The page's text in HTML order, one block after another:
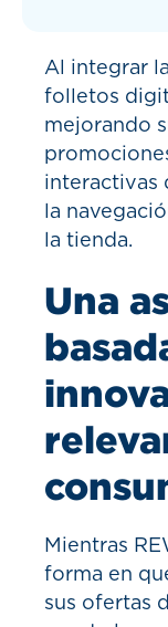
Al integrar
folletos
mejorando
interactivas
la
la tienda.
Una
Mientras
forma en
sus ofertas